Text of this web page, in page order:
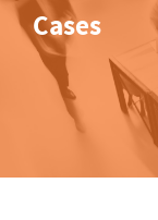
Cases